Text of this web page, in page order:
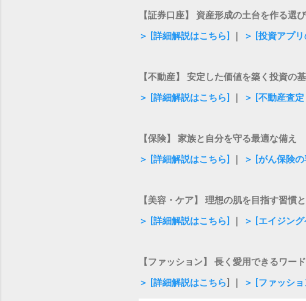
ため、脚長効果や細見え効果が期
に愛され続ける大きな理由です。
のすっきりとしたラインが崩れて
も周りに適度なゆとりがあるか、
【証券口座】 資産形成の土台を作る選
＞ [詳細解説はこちら]
＞ [投資アプ
【不動産】 安定した価値を築く投資の
＞ [詳細解説はこちら]
＞ [不動産査
【保険】 家族と自分を守る最適な備え
＞ [詳細解説はこちら]
＞ [がん保険
【美容・ケア】 理想の肌を目指す習慣
＞ [詳細解説はこちら]
＞ [エイジン
【ファッション】 長く愛用できるワー
＞ [詳細解説はこちら] ｜ ＞ [ファッシ